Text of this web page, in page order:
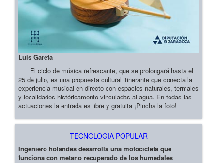
Luis Gareta
El ciclo de música refrescante, que se prolongará hasta el
25 de julio, es una propuesta cultural itinerante que conecta la
experiencia musical en directo con espacios naturales, termales
y localidades históricamente vinculadas al agua. En todas las
actuaciones la entrada es libre y gratuita ¡Pincha la foto!
TECNOLOGIA POPULAR
Ingeniero holandés desarrolla una motocicleta que
funciona con metano recuperado de los humedales